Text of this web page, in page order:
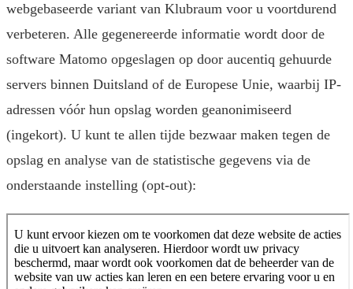
webgebaseerde variant van Klubraum voor u voortdurend
verbeteren. Alle gegenereerde informatie wordt door de
software Matomo opgeslagen op door aucentiq gehuurde
servers binnen Duitsland of de Europese Unie, waarbij IP-
adressen vóór hun opslag worden geanonimiseerd
(ingekort). U kunt te allen tijde bezwaar maken tegen de
opslag en analyse van de statistische gegevens via de
onderstaande instelling (opt-out):